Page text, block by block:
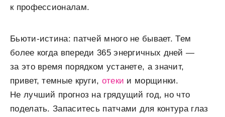
к профессионалам.
Бьюти-истина: патчей много не бывает. Тем
более когда впереди 365 энергичных дней —
за это время порядком устанете, а значит,
привет, темные круги, отеки и морщинки.
Не лучший прогноз на грядущий год, но что
поделать. Запаситесь патчами для контура глаз